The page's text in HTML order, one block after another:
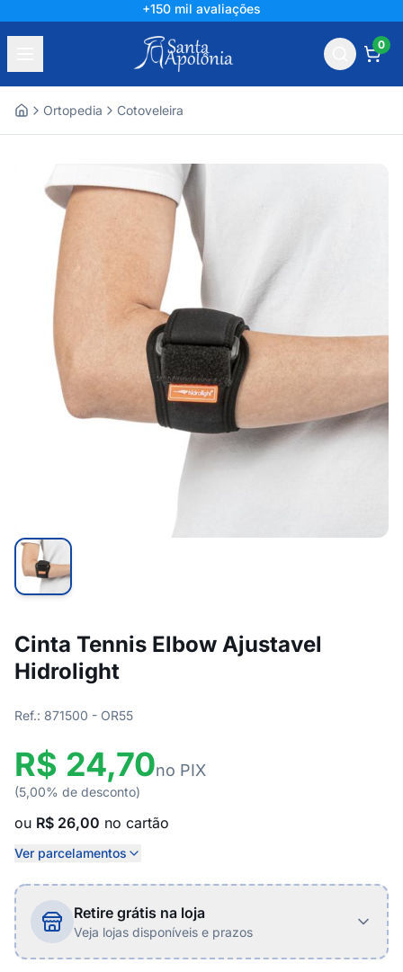
+150 mil avaliações
0
Ortopedia Cotoveleira
Cinta Tennis Elbow Ajustavel
Hidrolight
Ref.: 871500 - OR55
R$ 24,70no PIX
(5,00% de desconto)
ou R$ 26,00 no cartão
Ver parcelamentos
Retire grátis na loja
Veja lojas disponíveis e prazos